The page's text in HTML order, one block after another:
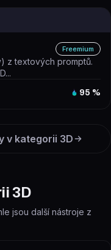
Freemium
z textových promptů.
95 %
v kategorii 3D
3D
jsou další nástroje z